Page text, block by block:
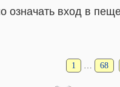
означать вход в
1 … 68